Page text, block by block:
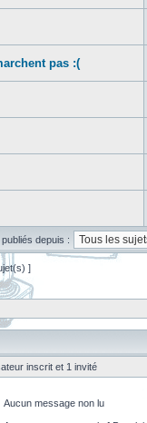
pas :(
depuis :
]
inscrit et 1 invité
Aucun message non lu